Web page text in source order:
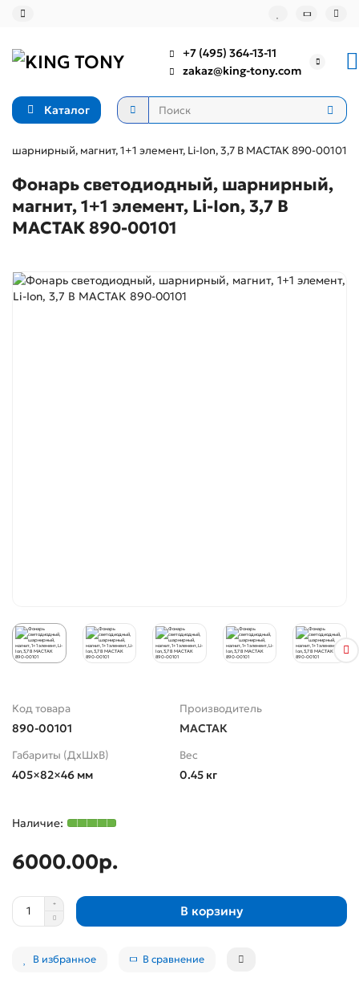
+7 (495) 364-13-11
zakaz@king-tony.com
Каталог
шарнирный, магнит, 1+1 элемент, Li-Ion, 3,7 В МАСТАК 890-00101
Фонарь светодиодный, шарнирный,
магнит, 1+1 элемент, Li-Ion, 3,7 В
МАСТАК 890-00101
Код товара
890-00101
Производитель
МАСТАК
Габариты (ДхШхВ)
405×82×46 мм
Вес
0.45 кг
6000.00р.
В корзину
В избранное В сравнение